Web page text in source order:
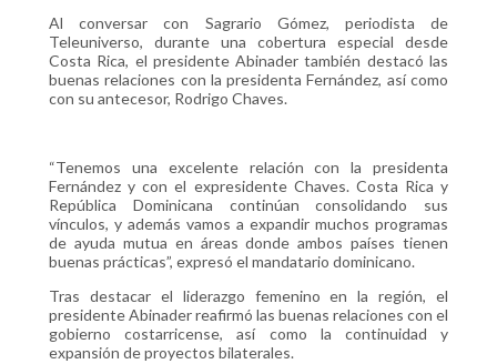
Al conversar con Sagrario Gómez, periodista de
Teleuniverso, durante una cobertura especial desde
Costa Rica, el presidente Abinader también destacó las
buenas relaciones con la presidenta Fernández, así como
con su antecesor, Rodrigo Chaves.
“Tenemos una excelente relación con la presidenta
Fernández y con el expresidente Chaves. Costa Rica y
República Dominicana continúan consolidando sus
vínculos, y además vamos a expandir muchos programas
de ayuda mutua en áreas donde ambos países tienen
buenas prácticas”, expresó el mandatario dominicano.
Tras destacar el liderazgo femenino en la región, el
presidente Abinader reafirmó las buenas relaciones con el
gobierno costarricense, así como la continuidad y
expansión de proyectos bilaterales.